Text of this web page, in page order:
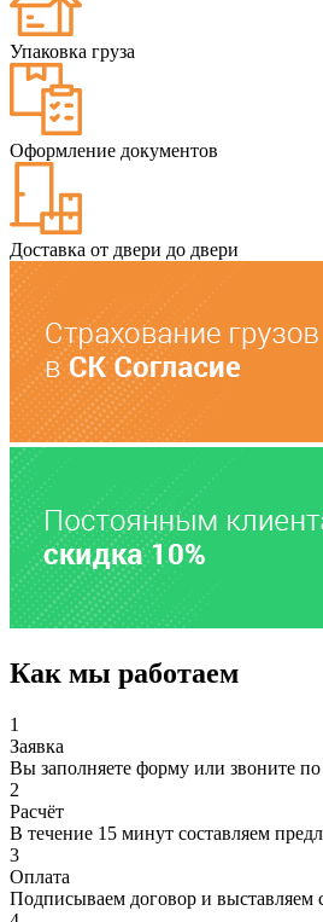
Упаковка груза
Оформление документов
Доставка от двери до двери
Как мы работаем
1
Заявка
Вы заполняете форму или звоните
2
Расчёт
В течение 15 минут составляем
3
Оплата
Подписываем договор и выставляем